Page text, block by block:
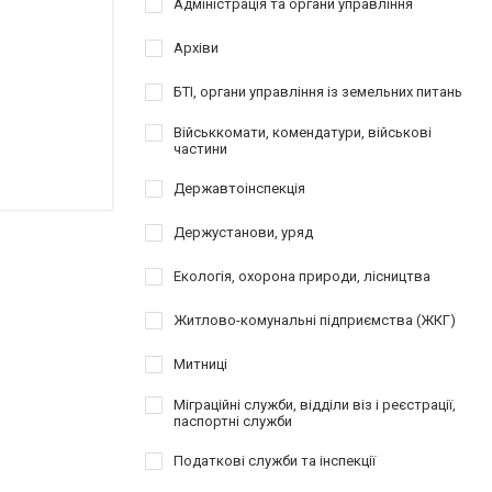
Адміністрація та органи управління
Архіви
БТІ, органи управління із земельних питань
Військкомати, комендатури, військові
частини
Державтоінспекція
Держустанови, уряд
Екологія, охорона природи, лісництва
Житлово-комунальні підприємства (ЖКГ)
Митниці
Міграційні служби, відділи віз і реєстрації,
паспортні служби
Податкові служби та інспекції